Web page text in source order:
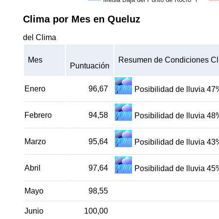
Clima por Mes en Queluz
del Clima
Mes
Puntuación
Resumen de Condiciones
Enero 96,67 Posibilidad de lluvia
Febrero 94,58 Posibilidad de lluvia
Marzo 95,64 Posibilidad de lluvia
Abril 97,64 Posibilidad de lluvia
Mayo 98,55
Junio 100,00